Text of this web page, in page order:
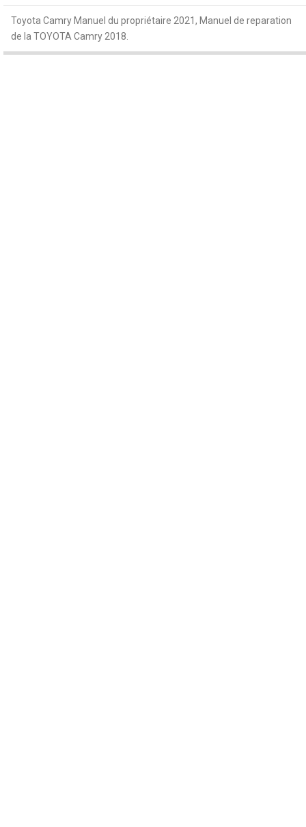
Toyota Camry Manuel du propriétaire 2021, Manuel de reparation
de la TOYOTA Camry 2018.